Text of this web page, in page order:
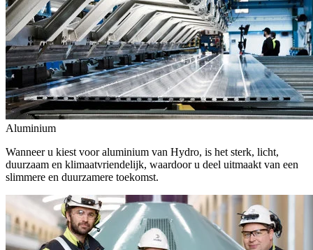
Aluminium
Wanneer u kiest voor aluminium van Hydro, is het sterk, licht,
duurzaam en klimaatvriendelijk, waardoor u deel uitmaakt van een
slimmere en duurzamere toekomst.